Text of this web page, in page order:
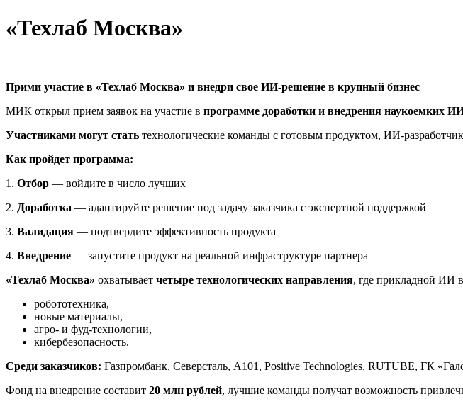
«Техлаб Москва»
Прими участие в «Техлаб Москва» и внедри свое ИИ-решение в крупный бизнес
МИК открыл прием заявок на участие в программе доработки и внедрения наукоемких
Участниками могут стать технологические команды с готовым продуктом, ИИ-
Как пройдет программа:
1. Отбор — войдите в число лучших
2. Доработка — адаптируйте решение под задачу заказчика с экспертной поддержкой
3. Валидация — подтвердите эффективность продукта
4. Внедрение — запустите продукт на реальной инфраструктуре партнера
«Техлаб Москва» охватывает четыре технологических направления, где прикладной ИИ
робототехника,
новые материалы,
агро- и фуд-технологии,
кибербезопасность.
Среди заказчиков: Газпромбанк, Северсталь, А101, Positive Technologies, RUTUBE, ГК
Фонд на внедрение составит 20 млн рублей, лучшие команды получат возможность